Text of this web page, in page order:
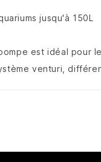
jusqu'à 150L
est idéal pour
venturi,